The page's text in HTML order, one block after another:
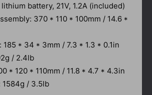
battery, 21V, 1.2A (included)
370 * 110 * 100mm / 14.6 *
185 * 34 * 3mm / 7.3 * 1.3 * 0.1in
/ 2.4lb
* 120 * 110mm / 11.8 * 4.7 * 4.3in
1584g / 3.5lb